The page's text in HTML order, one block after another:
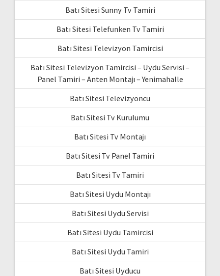
Batı Sitesi Sunny Tv Tamiri
Batı Sitesi Telefunken Tv Tamiri
Batı Sitesi Televizyon Tamircisi
Batı Sitesi Televizyon Tamircisi – Uydu Servisi –
Panel Tamiri – Anten Montajı – Yenimahalle
Batı Sitesi Televizyoncu
Batı Sitesi Tv Kurulumu
Batı Sitesi Tv Montajı
Batı Sitesi Tv Panel Tamiri
Batı Sitesi Tv Tamiri
Batı Sitesi Uydu Montajı
Batı Sitesi Uydu Servisi
Batı Sitesi Uydu Tamircisi
Batı Sitesi Uydu Tamiri
Batı Sitesi Uyducu